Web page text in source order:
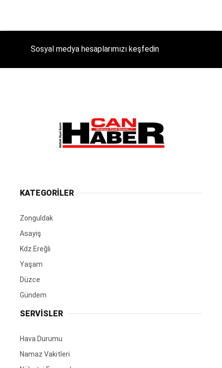
Sosyal medya hesaplarımızı keşfedin
KATEGORİLER
Zonguldak
Asayiş
Kdz.Ereğli
Yaşam
Düzce
Gündem
SERVİSLER
Hava Durumu
Namaz Vakitleri